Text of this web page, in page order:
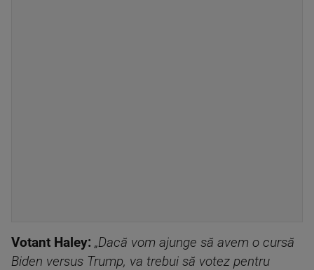
Votant Haley: „Dacă vom ajunge să avem o cursă
Biden versus Trump, va trebui să votez pentru